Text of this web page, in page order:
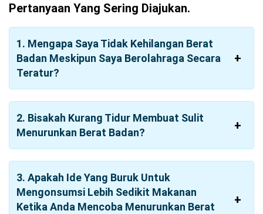
Pertanyaan Yang Sering Diajukan.
1. Mengapa Saya Tidak Kehilangan Berat
Badan Meskipun Saya Berolahraga Secara
Teratur?
2. Bisakah Kurang Tidur Membuat Sulit
Menurunkan Berat Badan?
3. Apakah Ide Yang Buruk Untuk
Mengonsumsi Lebih Sedikit Makanan
Ketika Anda Mencoba Menurunkan Berat